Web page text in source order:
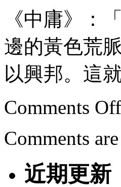
《中庸》：
邊的黃色荒
以興邦。這
Comments Off
Comments
近期更新